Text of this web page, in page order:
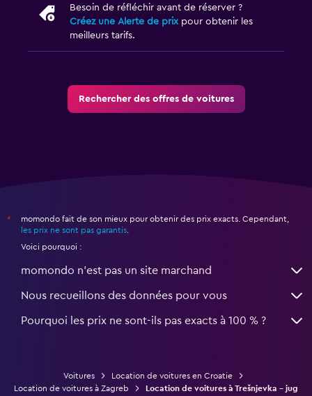
Besoin de réfléchir avant de réserver ?
Créez une Alerte de prixpour obtenir les
meilleurs tarifs.
Rechercher des offres de voitures
*
momondo fait de son mieux pour obtenir des prix exacts. Cependant,
les prix ne sont pas garantis.
Voici pourquoi :
momondo n'est pas un site marchand
Nous recueillons des données pour vous
Pourquoi les prix ne sont-ils pas exacts à 100 % ?
Voitures
Location de voitures en Croatie
Location de voitures à Zagreb
Location de voitures à Trešnjevka – jug